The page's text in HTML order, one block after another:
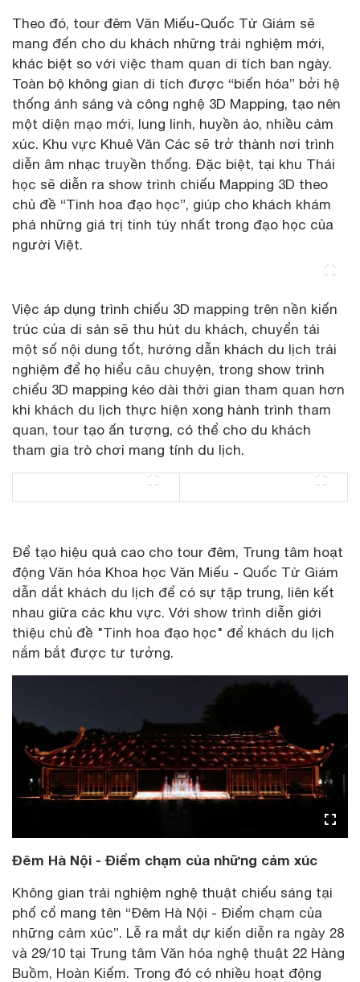
Theo đó, tour đêm Văn Miếu-Quốc Tử Giám sẽ
mang đến cho du khách những trải nghiệm mới,
khác biệt so với việc tham quan di tích ban ngày.
Toàn bộ không gian di tích được “biến hóa” bởi hệ
thống ánh sáng và công nghệ 3D Mapping, tạo nên
một diện mạo mới, lung linh, huyền ảo, nhiều cảm
xúc. Khu vực Khuê Văn Các sẽ trở thành nơi trình
diễn âm nhạc truyền thống. Đặc biệt, tại khu Thái
học sẽ diễn ra show trình chiếu Mapping 3D theo
chủ đề “Tinh hoa đạo học”, giúp cho khách khám
phá những giá trị tinh túy nhất trong đạo học của
người Việt.
Việc áp dụng trình chiếu 3D mapping trên nền kiến
trúc của di sản sẽ thu hút du khách, chuyển tải
một số nội dung tốt, hướng dẫn khách du lịch trải
nghiệm để họ hiểu câu chuyện, trong show trình
chiếu 3D mapping kéo dài thời gian tham quan hơn
khi khách du lịch thực hiện xong hành trình tham
quan, tour tạo ấn tượng, có thể cho du khách
tham gia trò chơi mang tính du lịch.
Để tạo hiệu quả cao cho tour đêm, Trung tâm hoạt
động Văn hóa Khoa học Văn Miếu - Quốc Tử Giám
dẫn dắt khách du lịch để có sự tập trung, liên kết
nhau giữa các khu vực. Với show trình diễn giới
thiệu chủ đề "Tinh hoa đạo học" để khách du lịch
nắm bắt được tư tưởng.
Đêm Hà Nội - Điểm chạm của những cảm xúc
Không gian trải nghiệm nghệ thuật chiếu sáng tại
phố cổ mang tên “Đêm Hà Nội - Điểm chạm của
những cảm xúc”. Lễ ra mắt dự kiến diễn ra ngày 28
và 29/10 tại Trung tâm Văn hóa nghệ thuật 22 Hàng
Buồm, Hoàn Kiếm. Trong đó có nhiều hoạt động